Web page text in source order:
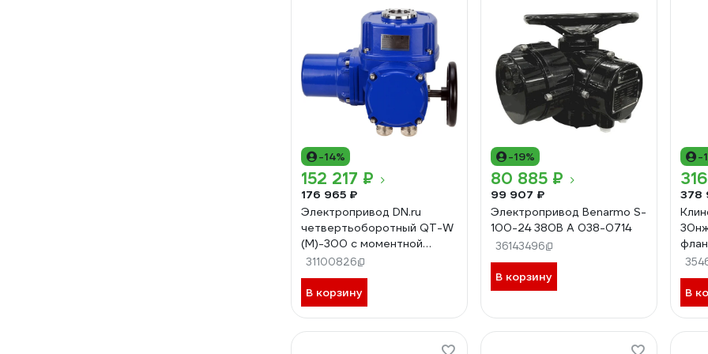
-14%
152 217 ₽
176 965 ₽
Электропривод DN.ru
четвертьоборотный QT-W
(M)-300 с моментной
муфтой и штурвалом, 380В
D300-00730
31100826
В корзину
-19%
80 885 ₽
99 907 ₽
Электропривод Benarmo S-
100-24 380В А 038-0714
36143496
В корзину
-
378
В